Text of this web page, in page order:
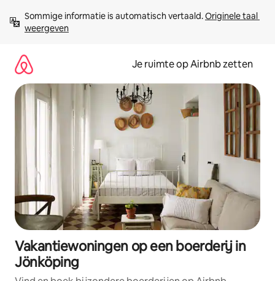
direct
naar
Sommige informatie is automatisch vertaald. Originele taal
weergeven
Je ruimte op Airbnb zetten
Vakantiewoningen op een boerderij in
Jönköping